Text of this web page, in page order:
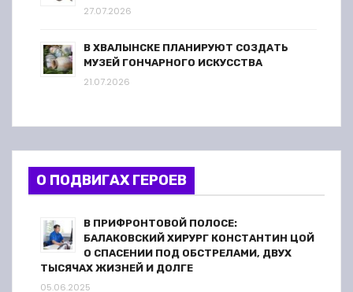
27.07.2026
В ХВАЛЫНСКЕ ПЛАНИРУЮТ СОЗДАТЬ
МУЗЕЙ ГОНЧАРНОГО ИСКУССТВА
21.07.2026
О ПОДВИГАХ ГЕРОЕВ
В ПРИФРОНТОВОЙ ПОЛОСЕ:
БАЛАКОВСКИЙ ХИРУРГ КОНСТАНТИН ЦОЙ
О СПАСЕНИИ ПОД ОБСТРЕЛАМИ, ДВУХ
ТЫСЯЧАХ ЖИЗНЕЙ И ДОЛГЕ
05.06.2025